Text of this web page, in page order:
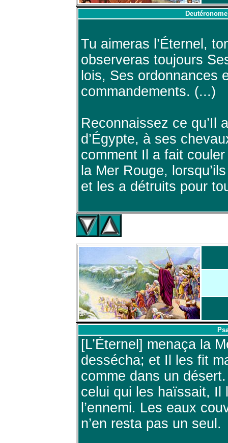
Tu aimeras l’Éternel,
observeras toujours
lois, Ses ordonnances
commandements. (...)
Reconnaissez ce qu’Il
d’Égypte, à ses
comment Il a fait
la Mer Rouge,
et les a détruits pour
[L’Éternel] menaça la
dessécha; et Il les fit
comme dans un
celui qui les haïssait, Il
l’ennemi. Les eaux
n’en resta pas un seul.